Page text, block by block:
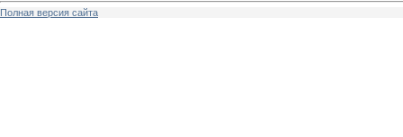
Полная версия сайта